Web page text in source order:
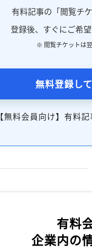
有料記事の「閲覧チ
登録後、すぐにご希
※ 閲覧チケットは
無料登録し
【無料会員向け】有料
有料
企業内の